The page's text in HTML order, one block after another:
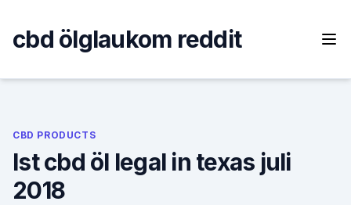
content
cbd ölglaukom reddit
CBD PRODUCTS
Ist cbd öl legal in texas juli
2018